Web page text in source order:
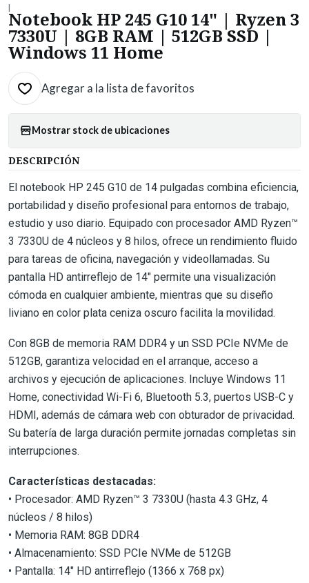
|
Notebook HP 245 G10 14" | Ryzen 3
7330U | 8GB RAM | 512GB SSD |
Windows 11 Home
Agregar a la lista de favoritos
Mostrar stock de ubicaciones
DESCRIPCIÓN
El notebook HP 245 G10 de 14 pulgadas combina eficiencia,
portabilidad y diseño profesional para entornos de trabajo,
estudio y uso diario. Equipado con procesador AMD Ryzen™
3 7330U de 4 núcleos y 8 hilos, ofrece un rendimiento fluido
para tareas de oficina, navegación y videollamadas. Su
pantalla HD antirreflejo de 14" permite una visualización
cómoda en cualquier ambiente, mientras que su diseño
liviano en color plata ceniza oscuro facilita la movilidad.
Con 8GB de memoria RAM DDR4 y un SSD PCIe NVMe de
512GB, garantiza velocidad en el arranque, acceso a
archivos y ejecución de aplicaciones. Incluye Windows 11
Home, conectividad Wi-Fi 6, Bluetooth 5.3, puertos USB-C y
HDMI, además de cámara web con obturador de privacidad.
Su batería de larga duración permite jornadas completas sin
interrupciones.
Características destacadas:
• Procesador: AMD Ryzen™ 3 7330U (hasta 4.3 GHz, 4
núcleos / 8 hilos)
• Memoria RAM: 8GB DDR4
• Almacenamiento: SSD PCIe NVMe de 512GB
• Pantalla: 14" HD antirreflejo (1366 x 768 px)